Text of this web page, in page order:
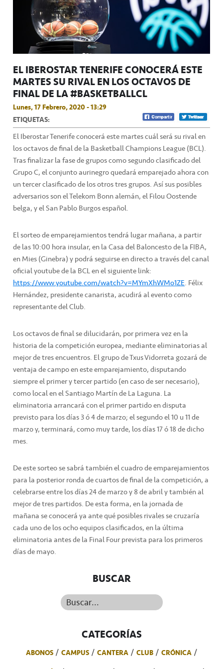
EL IBEROSTAR TENERIFE CONOCERÁ ESTE
MARTES SU RIVAL EN LOS OCTAVOS DE
FINAL DE LA #BASKETBALLCL
Lunes, 17 Febrero, 2020 - 13:29
ETIQUETAS:
El Iberostar Tenerife conocerá este martes cuál será su rival en
los octavos de final de la Basketball Champions League (BCL).
Tras finalizar la fase de grupos como segundo clasificado del
Grupo C, el conjunto aurinegro quedará emparejado ahora con
un tercer clasificado de los otros tres grupos. Así sus posibles
adversarios son el Telekom Bonn alemán, el Filou Oostende
belga, y el San Pablo Burgos español.
El sorteo de emparejamientos tendrá lugar mañana, a partir
de las 10:00 hora insular, en la Casa del Baloncesto de la FIBA,
en Mies (Ginebra) y podrá seguirse en directo a través del canal
oficial youtube de la BCL en el siguiente link:
https://www.youtube.com/watch?v=MYmXhWMo1ZE. Félix
Hernández, presidente canarista, acudirá al evento como
representante del Club.
Los octavos de final se dilucidarán, por primera vez en la
historia de la competición europea, mediante eliminatorias al
mejor de tres encuentros. El grupo de Txus Vidorreta gozará de
ventaja de campo en este emparejamiento, disputando
siempre el primer y tercer partido (en caso de ser necesario),
como local en el Santiago Martín de La Laguna. La
eliminatoria arrancará con el primer partido en disputa
previsto para los días 3 ó 4 de marzo; el segundo el 10 u 11 de
marzo y, terminará, como muy tarde, los días 17 ó 18 de dicho
mes.
De este sorteo se sabrá también el cuadro de emparejamientos
para la posterior ronda de cuartos de final de la competición, a
celebrarse entre los días 24 de marzo y 8 de abril y también al
mejor de tres partidos. De esta forma, en la jornada de
mañana se conocerá ya ante qué posibles rivales se cruzaría
cada uno de los ocho equipos clasificados, en la última
eliminatoria antes de la Final Four prevista para los primeros
días de mayo.
BUSCAR
Buscar...
CATEGORÍAS
ABONOS CAMPUS CANTERA CLUB
CRÓNICA